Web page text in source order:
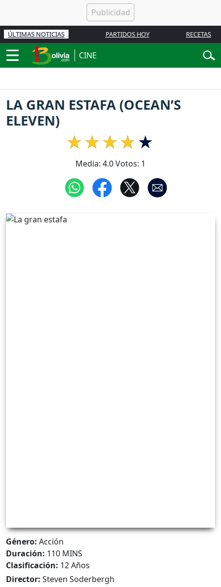
ÚLTIMAS NOTICIAS PARTIDOS HOY RECETAS
CINE
LA GRAN ESTAFA (OCEAN’S
ELEVEN)
Media: 4.0Votos: 1
Género: Acción
Duración: 110 MINS
Clasificación: 12 Años
Director: Steven Soderbergh